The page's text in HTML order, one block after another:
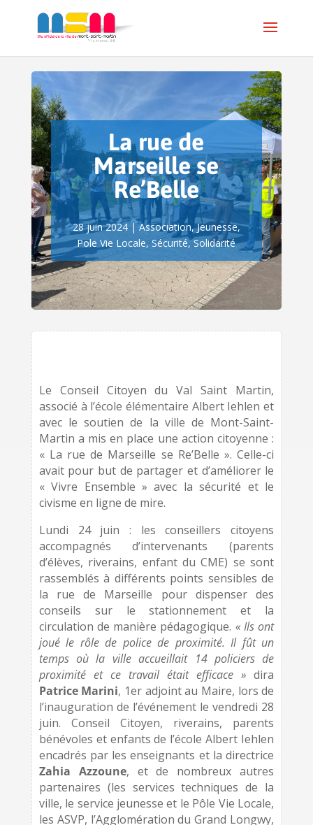
La rue de
Marseille se
Re’Belle
28 juin 2024|Association,Jeunesse,
Pole Vie Locale,Sécurité,Solidarité
Le Conseil Citoyen du Val Saint Martin,
associé à l’école élémentaire Albert Iehlen et
avec le soutien de la ville de Mont-Saint-
Martin a mis en place une action citoyenne :
« La rue de Marseille se Re’Belle ». Celle-ci
avait pour but de partager et d’améliorer le
« Vivre Ensemble » avec la sécurité et le
civisme en ligne de mire.
Lundi 24 juin : les conseillers citoyens
accompagnés d’intervenants (parents
d’élèves, riverains, enfant du CME) se sont
rassemblés à différents points sensibles de
la rue de Marseille pour dispen­ser des
conseils sur le stationnement et la
circulation de manière pédagogique. « Ils ont
joué le rôle de police de proximité. Il fût un
temps où la ville accueillait 14 policiers de
proximité et ce travail était efficace » dira
Patrice Marini, 1er adjoint au Maire, lors de
l’inauguration de l’événement le vendredi 28
juin. Conseil Citoyen, riverains, parents
bénévoles et enfants de l’école Albert Iehlen
encadrés par les enseignants et la directrice
Zahia Azzoune, et de nombreux autres
partenaires (les services techniques de la
ville, le service jeunesse et le Pôle Vie Locale,
les ASVP, l’Agglomération du Grand Longwy,